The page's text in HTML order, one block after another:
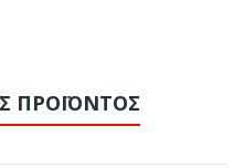
ΠΡΟΪΌΝΤΟΣ